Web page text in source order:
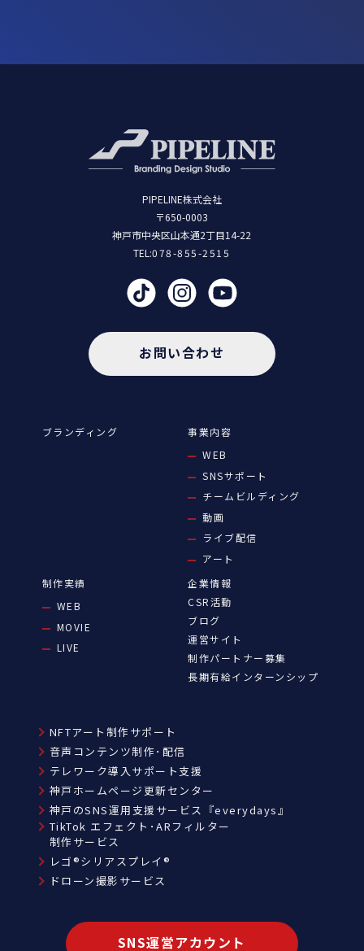
PIPELINE株式会社
〒650-0003
神戸市中央区山本通2丁目14-22
TEL:078-855-2515
お問い合わせ
ブランディング
事業内容
WEB
SNSサポート
チームビルディング
動画
ライブ配信
アート
制作実績
WEB
MOVIE
LIVE
企業情報
CSR活動
ブログ
運営サイト
制作パートナー募集
長期有給インターンシップ
NFTアート制作サポート
音声コンテンツ制作･配信
テレワーク導入サポート支援
神戸ホームページ更新センター
神戸のSNS運用支援サービス『everydays』
TikTok エフェクト･ARフィルター
制作サービス
レゴ®シリアスプレイ®
ドローン撮影サービス
SNS運営アカウント